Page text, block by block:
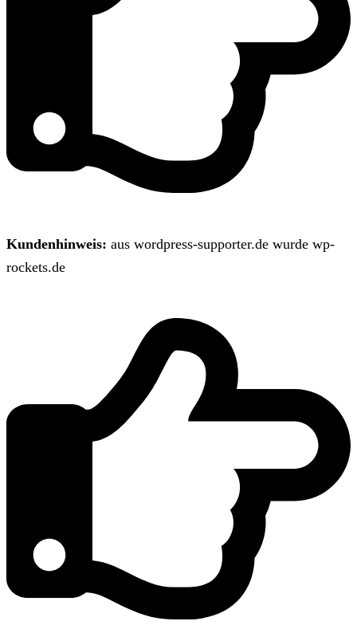
Kundenhinweis: aus wordpress-supporter.de wurde wp-
rockets.de